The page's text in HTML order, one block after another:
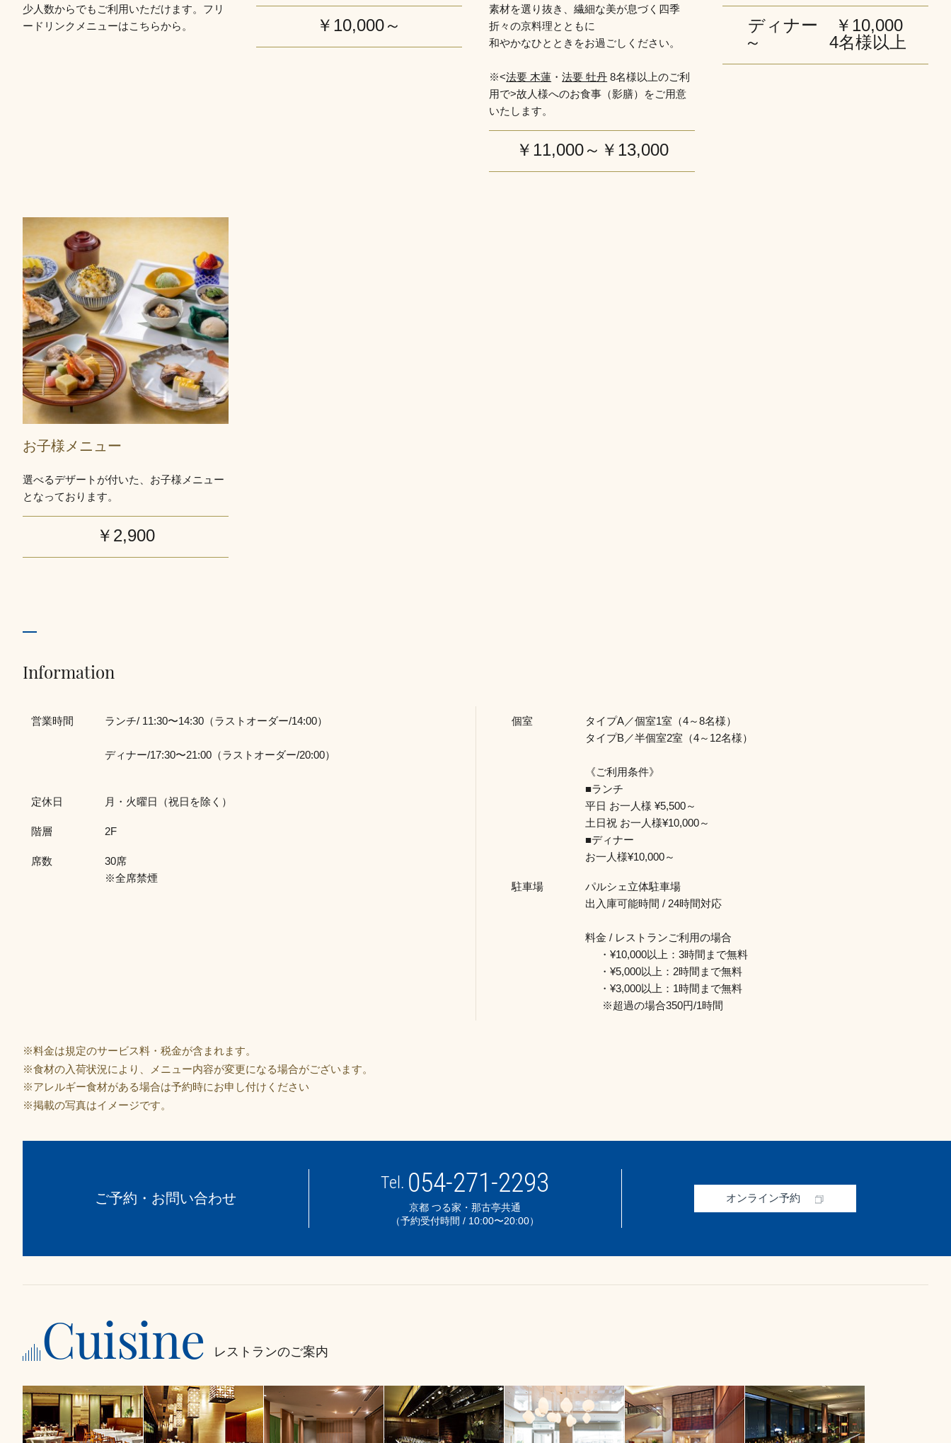
少人数からでもご利用いただけます。フリ
ードリンクメニューはこちらから。
￥10,000～
素材を選り抜き、繊細な美が息づく四季
折々の京料理とともに
和やかなひとときをお過ごしください。
※<法要 木蓮 ・法要 牡丹 8名様以上のご利
用で>故人様へのお食事（影膳）をご用意
いたします。
￥11,000～￥13,000
ディナー ￥10,000
～ 4名様以上
お子様メニュー
選べるデザートが付いた、お子様メニュー
となっております。
￥2,900
Information
営業時間 ランチ/ 11:30〜14:30（ラストオーダー/14:00）
ディナー/17:30〜21:00（ラストオーダー/20:00）
定休日 月・火曜日（祝日を除く）
階層 2F
席数
30席
※全席禁煙
個室
タイプA／個室1室（4～8名様）
タイプB／半個室2室（4～12名様）
《ご利用条件》
■ランチ
平日 お一人様 ¥5,500～
土日祝 お一人様¥10,000～
■ディナー
お一人様¥10,000～
駐車場
パルシェ立体駐車場
出入庫可能時間 / 24時間対応
料金 / レストランご利用の場合
・¥10,000以上：3時間まで無料
・¥5,000以上：2時間まで無料
・¥3,000以上：1時間まで無料
※超過の場合350円/1時間
※料金は規定のサービス料・税金が含まれます。
※食材の入荷状況により、メニュー内容が変更になる場合がございます。
※アレルギー食材がある場合は予約時にお申し付けください
※掲載の写真はイメージです。
ご予約・お問い合わせ
Tel. 054-271-2293
京都 つる家・那古亭共通
（予約受付時間 / 10:00〜20:00）
オンライン予約
Cuisine レストランのご案内